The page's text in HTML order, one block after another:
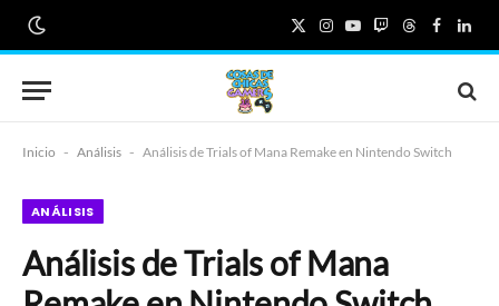
X
(Twitter)
Instagram
YouTube
TwitchThreads
Inicio - Análisis - Análisis de Trials of Mana Remake en Nintendo Switch
ANÁLISIS
Análisis de Trials of Mana